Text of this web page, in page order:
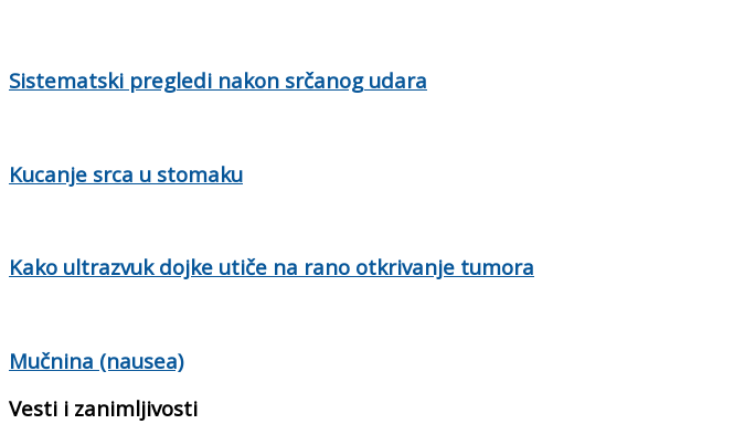
Sistematski pregledi nakon srčanog udara
Kucanje srca u stomaku
Kako ultrazvuk dojke utiče na rano otkrivanje tumora
Mučnina (nausea)
Vesti i zanimljivosti